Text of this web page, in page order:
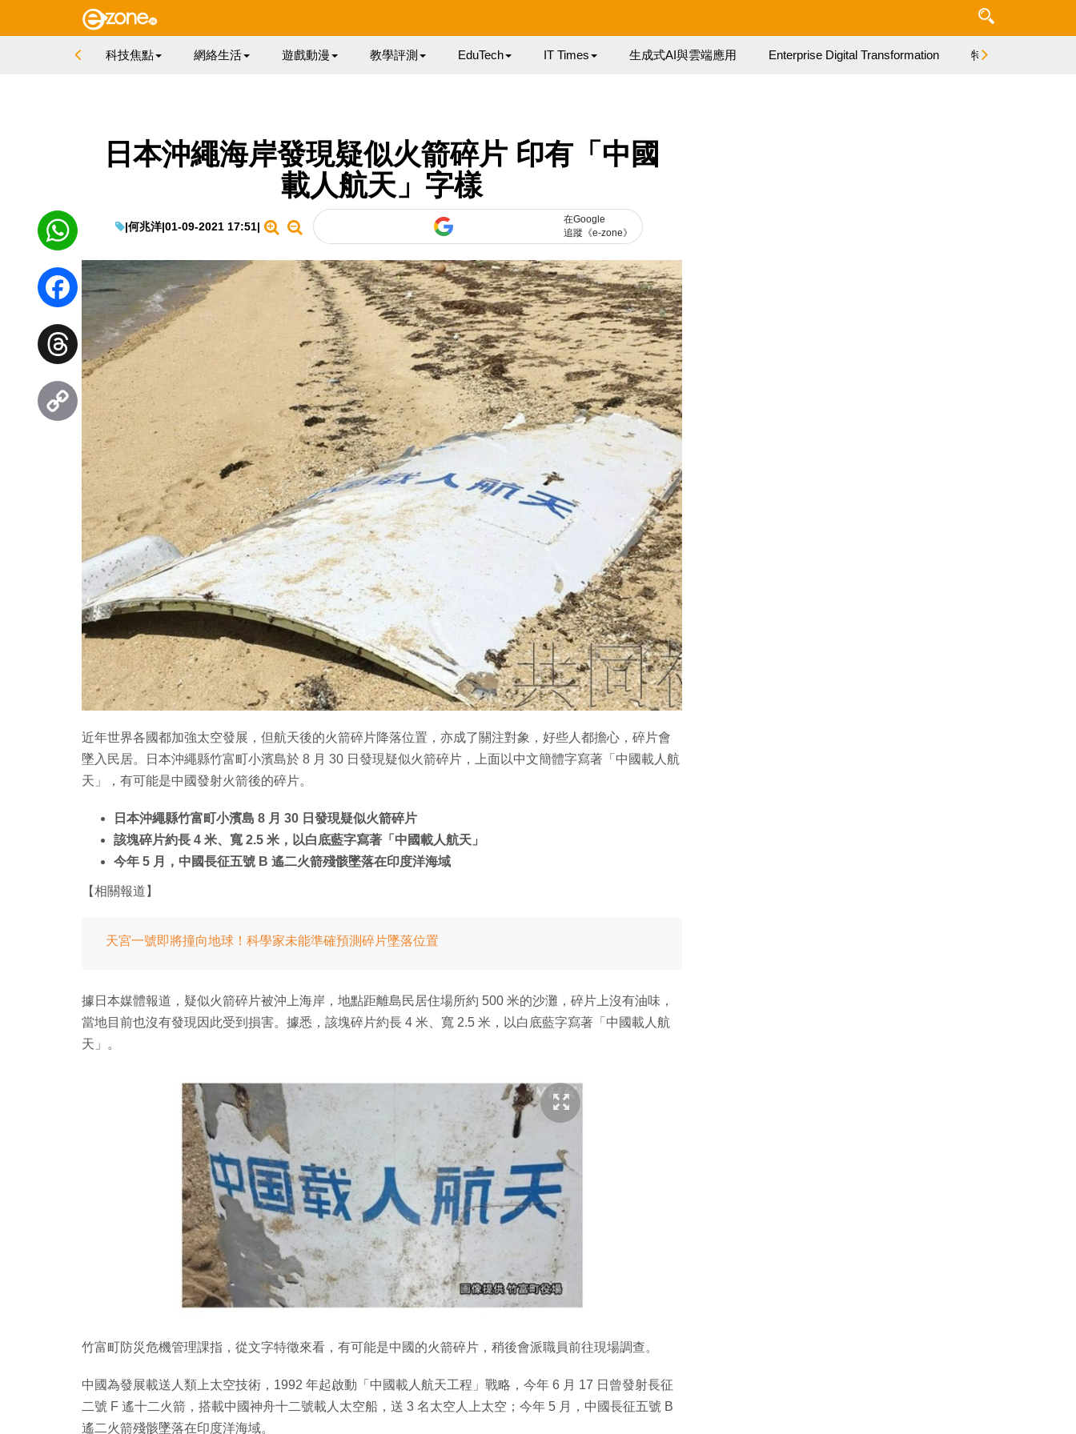
科技焦點 網絡生活 遊戲動漫 教學評測 EduTech IT Times 生成式AI與雲端應用 Enterprise Digital Transformation 特集
日本沖繩海岸發現疑似火箭碎片 印有「中國
載人航天」字樣
|何兆洋|01-09-2021 17:51|
在Google
追蹤《e-zone》
近年世界各國都加強太空發展，但航天後的火箭碎片降落位置，亦成了關注對象，好些人都擔心，碎片會
墜入民居。日本沖繩縣竹富町小濱島於 8 月 30 日發現疑似火箭碎片，上面以中文簡體字寫著「中國載人航
天」，有可能是中國發射火箭後的碎片。
日本沖繩縣竹富町小濱島 8 月 30 日發現疑似火箭碎片
該塊碎片約長 4 米、寬 2.5 米，以白底藍字寫著「中國載人航天」
今年 5 月，中國長征五號 B 遙二火箭殘骸墜落在印度洋海域
【相關報道】
天宮一號即將撞向地球！科學家未能準確預測碎片墜落位置
據日本媒體報道，疑似火箭碎片被沖上海岸，地點距離島民居住場所約 500 米的沙灘，碎片上沒有油味，
當地目前也沒有發現因此受到損害。據悉，該塊碎片約長 4 米、寬 2.5 米，以白底藍字寫著「中國載人航
天」。
竹富町防災危機管理課指，從文字特徵來看，有可能是中國的火箭碎片，稍後會派職員前往現場調查。
中國為發展載送人類上太空技術，1992 年起啟動「中國載人航天工程」戰略，今年 6 月 17 日曾發射長征
二號 F 遙十二火箭，搭載中國神舟十二號載人太空船，送 3 名太空人上太空；今年 5 月，中國長征五號 B
遙二火箭殘骸墜落在印度洋海域。
WhatsApp
Facebook
Threads
Copy
Link